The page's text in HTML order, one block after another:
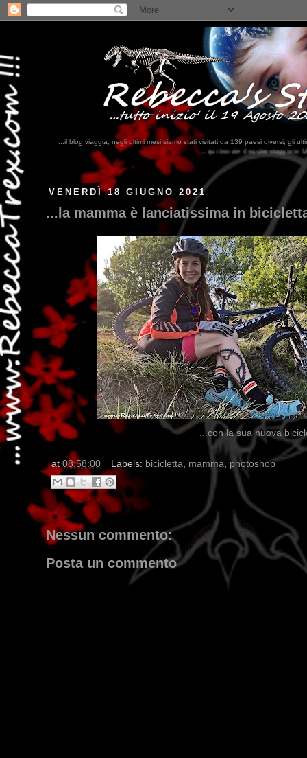
...il blog viaggia, negli ultimi mesi siamo stati visitati da 139 paesi diversi, gli
...qui trovate il nostro viaggio in MESSICO 2023...clikka qui !!!
VENERDÌ 18 GIUGNO 2021
...la mamma è lanciatissima in
...con la sua nuova
at08:58:00 Labels: bicicletta, mamma, photoshop
Nessun commento:
Posta un commento